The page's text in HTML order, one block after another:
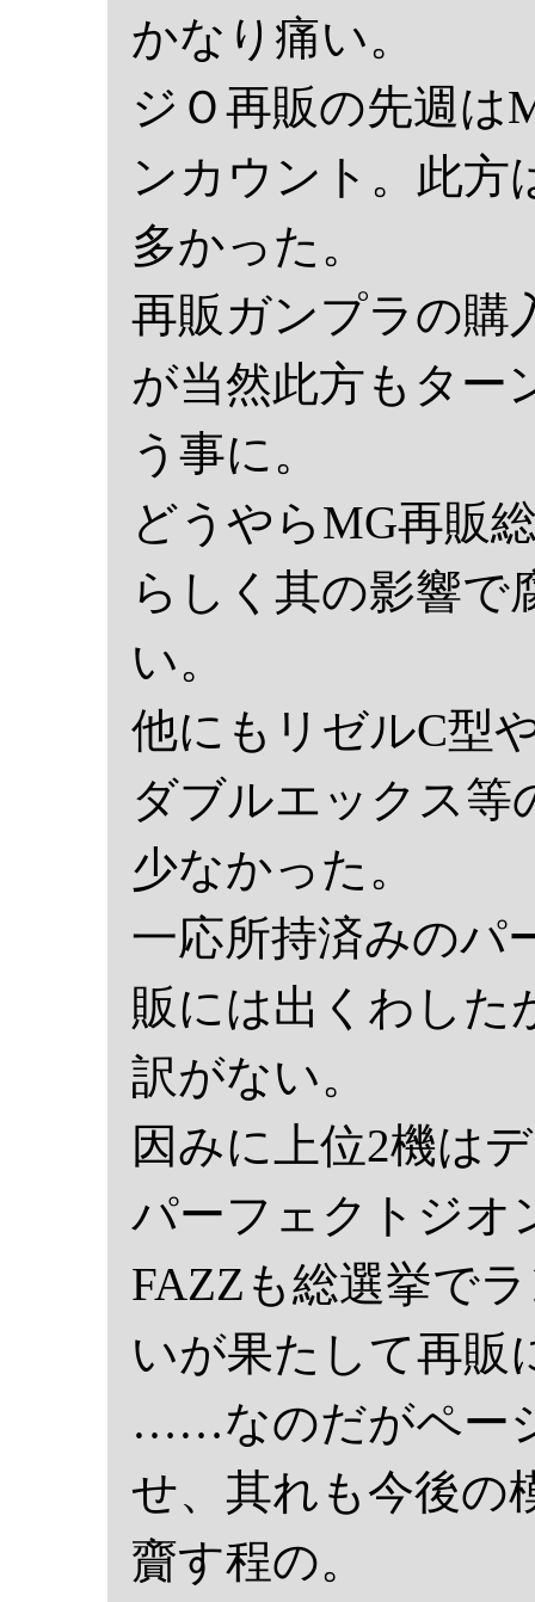
かなり痛い。
ジＯ再販の先週は
ンカウント。此方
多かった。
再販ガンプラの購
が当然此方もター
う事に。
どうやらMG再販
らしく其の影響で
い。
他にもリゼルC型
ダブルエックス等
少なかった。
一応所持済みのパ
販には出くわした
訳がない。
因みに上位2機は
パーフェクトジオ
FAZZも総選挙で
いが果たして再販
……なのだがペー
せ、其れも今後の
齎す程の。